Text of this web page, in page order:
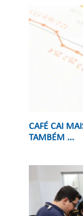
CAFÉ CAI
TAMBÉM ...